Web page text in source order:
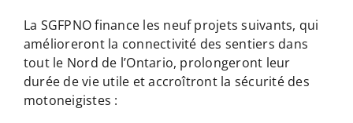
La SGFPNO finance les neuf projets suivants, qui
amélioreront la connectivité des sentiers dans
tout le Nord de l’Ontario, prolongeront leur
durée de vie utile et accroîtront la sécurité des
motoneigistes :